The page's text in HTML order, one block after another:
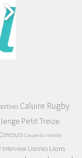
Caluire Rugby
Petit Treize
Concours Coupe du monde
Interview Lionnes Lions